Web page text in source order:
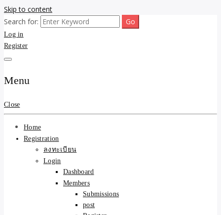
Skip to content
รับจ้างโพสต์ขายบ้าน ขาย
ของ ติดหน้าแรก Google Ai
Search ราคาถูกที่สุด! เน้น
ความคุ้มค่า "ถูกและดีมีอยู่
จริง" (เหมาะกับพ่อค้า
แม่ค้า) บริการโพสต์เว็บ
บอร์ด SEO การันตีงานดี
100% ✨
ขายบ้านไม่ออก ขายสินค้าไม่ได้ บอกเรา! รับจ้างลงโพสต์อสังหาฯ รับโพส
เว็บบอร์ดSEO ดันติดหน้าแรก Google AI ชัวร์ 🎯 … ให้เราจัดการให้! ด้วย
ระบบ AI Search & SEO ที่แม่นยำที่สุด
Search for:
Log in
Register
Menu
Close
Home
Registration
ลงทะเบียน
Login
Dashboard
Members
Submissions
post